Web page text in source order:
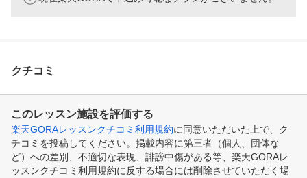
クチコミ
このレッスン施設を評価する
楽天GORAレッスンクチコミ利用規約に同意いただいた上で、ク
チコミを投稿してください。掲載内容に第三者（個人、団体な
ど）への差別、不適切な表現、誹謗中傷がある等、楽天GORAレ
ッスンクチコミ利用規約に反する場合には削除させていただく場